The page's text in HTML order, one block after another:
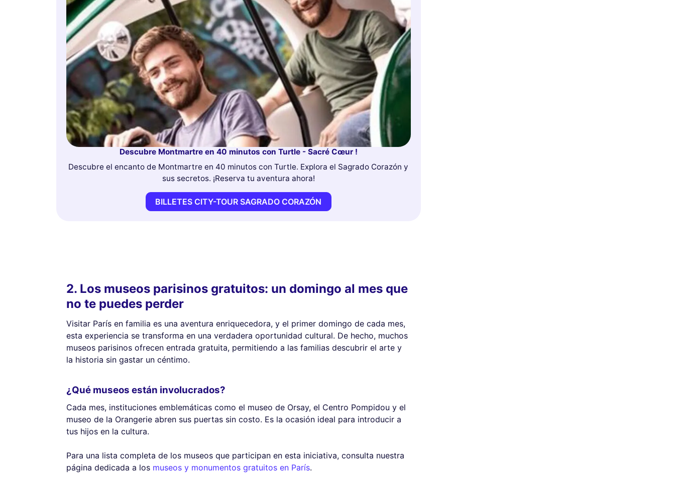
Descubre Montmartre en 40 minutos con Turtle - Sacré Cœur !
Descubre el encanto de Montmartre en 40 minutos con Turtle. Explora el Sagrado Corazón y
sus secretos. ¡Reserva tu aventura ahora!
BILLETES CITY-TOUR SAGRADO CORAZÓN
2. Los museos parisinos gratuitos: un domingo al mes que
no te puedes perder
Visitar París en familia es una aventura enriquecedora, y el primer domingo de cada mes,
esta experiencia se transforma en una verdadera oportunidad cultural. De hecho, muchos
museos parisinos ofrecen entrada gratuita, permitiendo a las familias descubrir el arte y
la historia sin gastar un céntimo.
¿Qué museos están involucrados?
Cada mes, instituciones emblemáticas como el museo de Orsay, el Centro Pompidou y el
museo de la Orangerie abren sus puertas sin costo. Es la ocasión ideal para introducir a
tus hijos en la cultura.
Para una lista completa de los museos que participan en esta iniciativa, consulta nuestra
página dedicada a los museos y monumentos gratuitos en París.